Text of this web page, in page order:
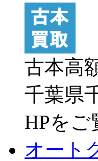
古本高
千葉県
HPをご
オート